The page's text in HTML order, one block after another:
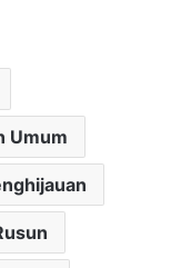
Umum